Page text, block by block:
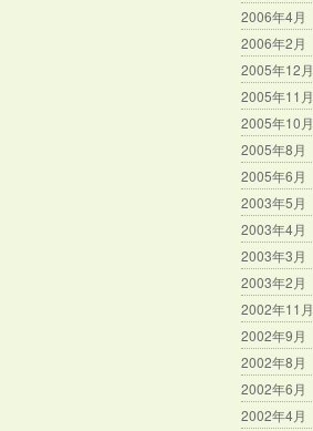
2006年4月
2006年2月
2005年12月
2005年11月
2005年10月
2005年8月
2005年6月
2003年5月
2003年4月
2003年3月
2003年2月
2002年11月
2002年9月
2002年8月
2002年6月
2002年4月